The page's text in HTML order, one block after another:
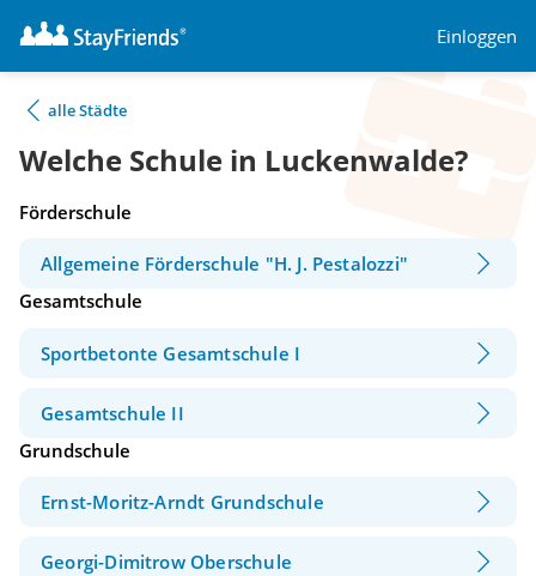
Einloggen
alle Städte
Welche Schule in Luckenwalde?
Förderschule
Allgemeine Förderschule "H. J. Pestalozzi"
Gesamtschule
Sportbetonte Gesamtschule I
Gesamtschule II
Grundschule
Ernst-Moritz-Arndt Grundschule
Georgi-Dimitrow Oberschule